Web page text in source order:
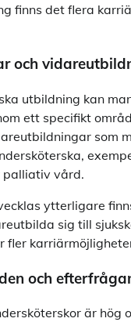
finns det flera
och
utbildning kan
ett specifikt
som
palliativ vård.
ytterligare
sig till
fler
och
är hög